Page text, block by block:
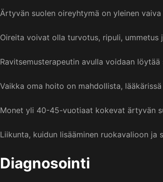
Ärtyvän suolen oireyhtymä on yleinen
Oireita voivat olla turvotus, ripuli,
Ravitsemusterapeutin avulla voidaan
Vaikka oma hoito on mahdollista,
Monet yli 40-45-vuotiaat kokevat ärtyvän
Liikunta, kuidun lisääminen ruokavalioon
Diagnosointi